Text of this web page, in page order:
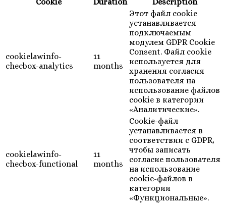
Cookie Duration Description
cookielawinfo-
checbox-analytics
11
months
Этот файл cookie
устанавливается
подключаемым
модулем GDPR Cookie
Consent. Файл cookie
используется для
хранения согласия
пользователя на
использование файлов
cookie в категории
«Аналитические».
cookielawinfo-
checbox-functional
11
months
Cookie-файл
устанавливается в
соответствии с GDPR,
чтобы записать
согласие пользователя
на использование
cookie-файлов в
категории
«Функциональные».